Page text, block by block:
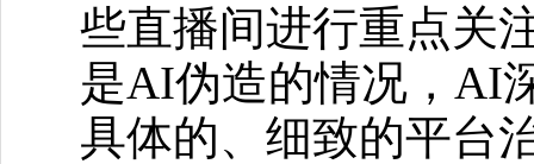
些直播间进行重点关
是AI伪造的情况，AI
具体的、细致的平台